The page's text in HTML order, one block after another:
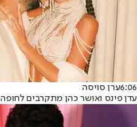
6:06ערן סויסה
עדן פינס ואושר כהן מתקרבים לחופה